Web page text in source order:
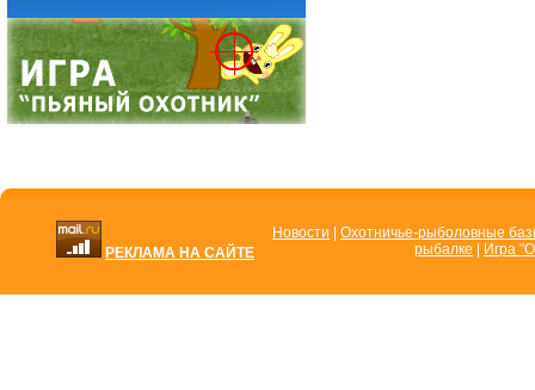
РЕКЛАМА НА САЙТЕ
Новости
Охотничье-рыболовные
рыбалке
Игра